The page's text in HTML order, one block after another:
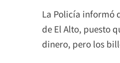
La Policía informó
de El Alto, puesto
dinero, pero los